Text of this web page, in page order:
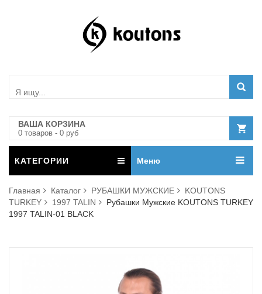
ВАША КОРЗИНА
0 товаров - 0 руб
КАТЕГОРИИ Меню
Главная Каталог РУБАШКИ МУЖСКИЕ
KOUTONS
TURKEY
1997 TALIN
Рубашки Мужские KOUTONS TURKEY
1997 TALIN-01 BLACK